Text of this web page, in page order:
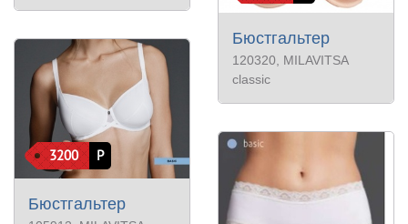
3200 Р
Бюстгальтер
Бюстгальтер
120320, MILAVITSA
classic